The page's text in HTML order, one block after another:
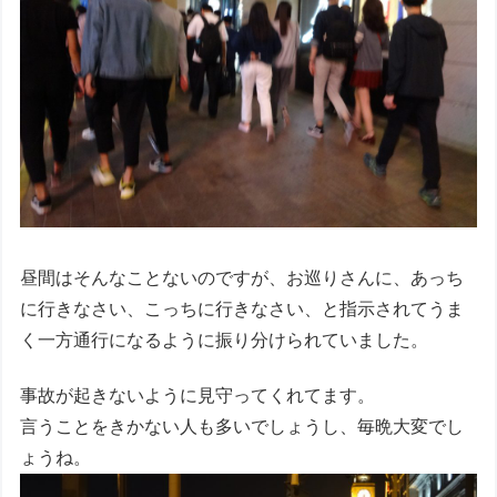
昼間はそんなことないのですが、お巡りさんに、あっち
に行きなさい、こっちに行きなさい、と指示されてうま
く一方通行になるように振り分けられていました。
事故が起きないように見守ってくれてます。
言うことをきかない人も多いでしょうし、毎晩大変でし
ょうね。